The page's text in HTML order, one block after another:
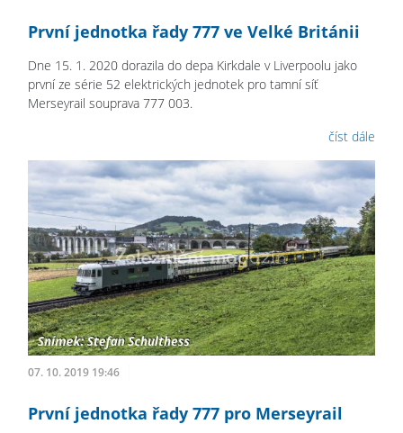
První jednotka řady 777 ve Velké Británii
Dne 15. 1. 2020 dorazila do depa Kirkdale v Liverpoolu jako
první ze série 52 elektrických jednotek pro tamní síť
Merseyrail souprava 777 003.
číst dále
07. 10. 2019 19:46
První jednotka řady 777 pro Merseyrail